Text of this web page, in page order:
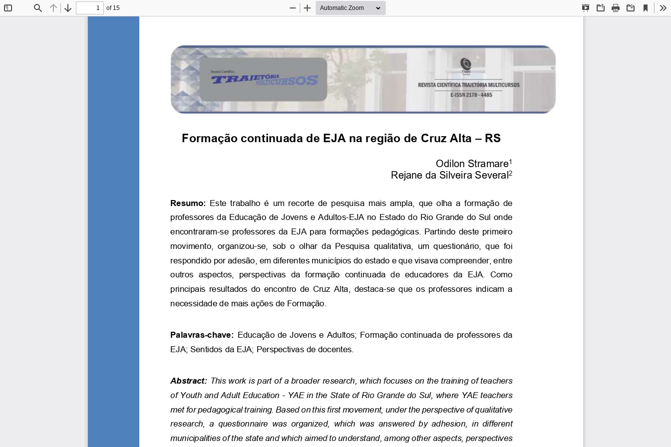
Find Previous
Next
of 15
Presentation
OpenPrint Download
Current
View
Zoom
Zoom
Formação continuada de EJA na região de Cruz Alta – RS
Odilon Stramare1
Rejane da Silveira Several2
Resumo: Este trabalho é um recorte de pesquisa mais ampla, que olha a formação de
professores da Educação de Jovens e Adultos-EJA no Estado do Rio Grande do Sul onde
encontraram-se professores da EJA para formações pedagógicas. Partindo deste primeiro
movimento,  organizou-se,  sob  o  olhar  da  Pesquisa  qualitativa,  um  questionário,  que  foi
respondido por adesão, em diferentes municípios do estado e que visava compreender, entre
outros  aspectos,  perspectivas  da  formação  continuada  de  educadores  da  EJA.  Como
principais resultados do encontro de Cruz Alta, destaca-se que os professores indicam a
necessidade de mais ações de Formação.
Palavras-chave: Educação de Jovens e Adultos; Formação continuada de professores da
EJA; Sentidos da EJA; Perspectivas de docentes.
Abstract: This work is part of a broader research, which focuses on the training of teachers
of Youth and Adult Education - YAE in the State of Rio Grande do Sul, where YAE teachers
met for pedagogical training. Based on this first movement, under the perspective of qualitative
research,  a  questionnaire  was  organized,  which  was  answered  by  adhesion,  in  different
municipalities of the state and which aimed to understand, among other aspects, perspectives